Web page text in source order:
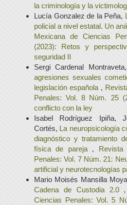
la criminología y la
Lucía Gonzalez de la Peña,
policial a nivel estatal. Un
Mexicana de Ciencias
(2023): Retos y
seguridad II
Sergi Cardenal Montraveta,
agresiones sexuales
legislación española ,
Penales: Vol. 8 Núm. 25
conflicto con la ley
Isabel Rodríguez Ipiña,
Cortés, La neuropsicología
diagnóstico y tratamiento
física de pareja , Revista
Penales: Vol. 7 Núm. 21:
artificial y neurotecnologías
Mario Moisés Mansilla
Cadena de Custodia 2.0 ,
Ciencias Penales: Vol. 5